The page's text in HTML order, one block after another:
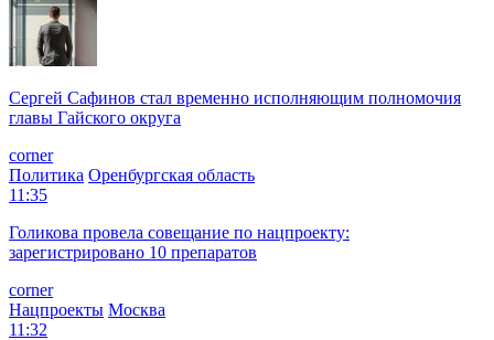
Сергей Сафинов стал временно исполняющим полномочия
главы Гайского округа
corner
Политика Оренбургская область
11:35
Голикова провела совещание по нацпроекту:
зарегистрировано 10 препаратов
corner
Нацпроекты Москва
11:32